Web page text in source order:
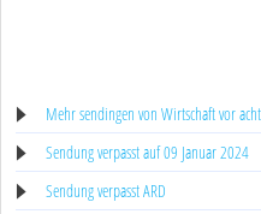
Mehr sendingen von Wirtschaft vor acht
Sendung verpasst auf 09 Januar 2024
Sendung verpasst ARD